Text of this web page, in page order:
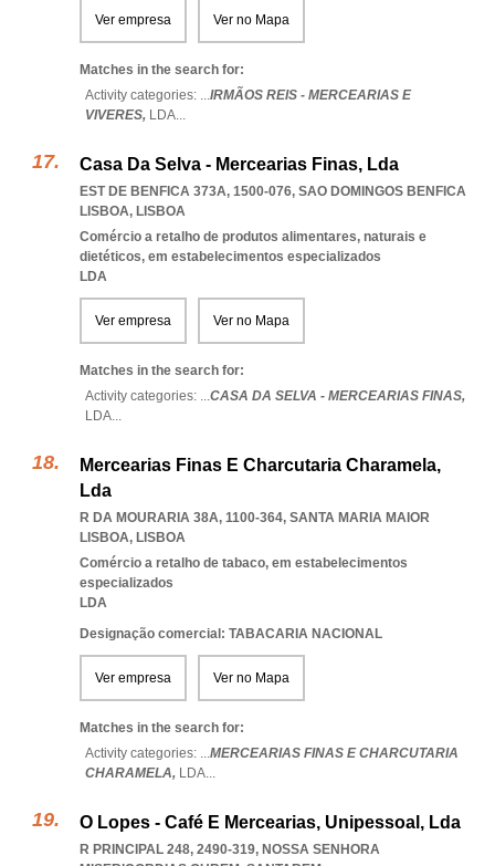
Ver empresa Ver no Mapa
Matches in the search for:
Activity categories: ...IRMÃOS REIS - MERCEARIAS E
VIVERES, LDA...
Casa Da Selva - Mercearias Finas, Lda
EST DE BENFICA 373A, 1500-076, SAO DOMINGOS BENFICA
LISBOA, LISBOA
Comércio a retalho de produtos alimentares, naturais e
dietéticos, em estabelecimentos especializados
LDA
Ver empresa Ver no Mapa
Matches in the search for:
Activity categories: ...CASA DA SELVA - MERCEARIAS FINAS,
LDA...
Mercearias Finas E Charcutaria Charamela,
Lda
R DA MOURARIA 38A, 1100-364, SANTA MARIA MAIOR
LISBOA, LISBOA
Comércio a retalho de tabaco, em estabelecimentos
especializados
LDA
Designação comercial: TABACARIA NACIONAL
Ver empresa Ver no Mapa
Matches in the search for:
Activity categories: ...MERCEARIAS FINAS E CHARCUTARIA
CHARAMELA, LDA...
O Lopes - Café E Mercearias, Unipessoal, Lda
R PRINCIPAL 248, 2490-319, NOSSA SENHORA